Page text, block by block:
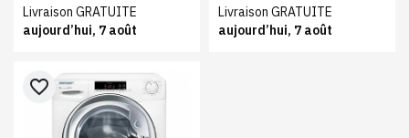
Livraison GRATUITE
aujourd’hui, 7 août
Livraison GRATUITE
aujourd’hui, 7 août
favorite_border